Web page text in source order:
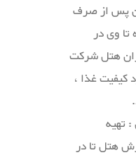
پس از صرف
تا وی در
هتل شرکت
کیفیت غذا ،
تهیه
هتل تا در